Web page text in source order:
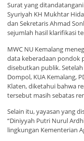
Surat yang
Syuriyah KH Mukhtar
dan Sekretaris Ahmad
sejumlah hasil klarifikasi
MWC NU Kemalang
data keberadaan pondok
disebutkan publik.
Dompol, KUA Kemalang,
Klaten, diketahui bahwa
tersebut masih sebatas
Selain itu, yayasan yang
“Diniyyah Putri Nurul
lingkungan Kementerian